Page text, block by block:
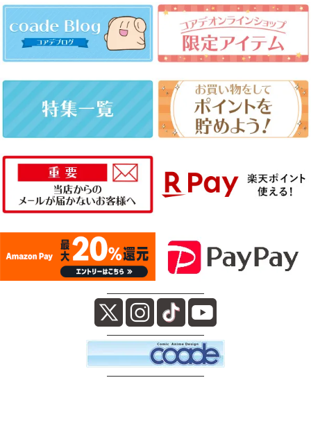
――――――――――
――――――――――
――――――――――